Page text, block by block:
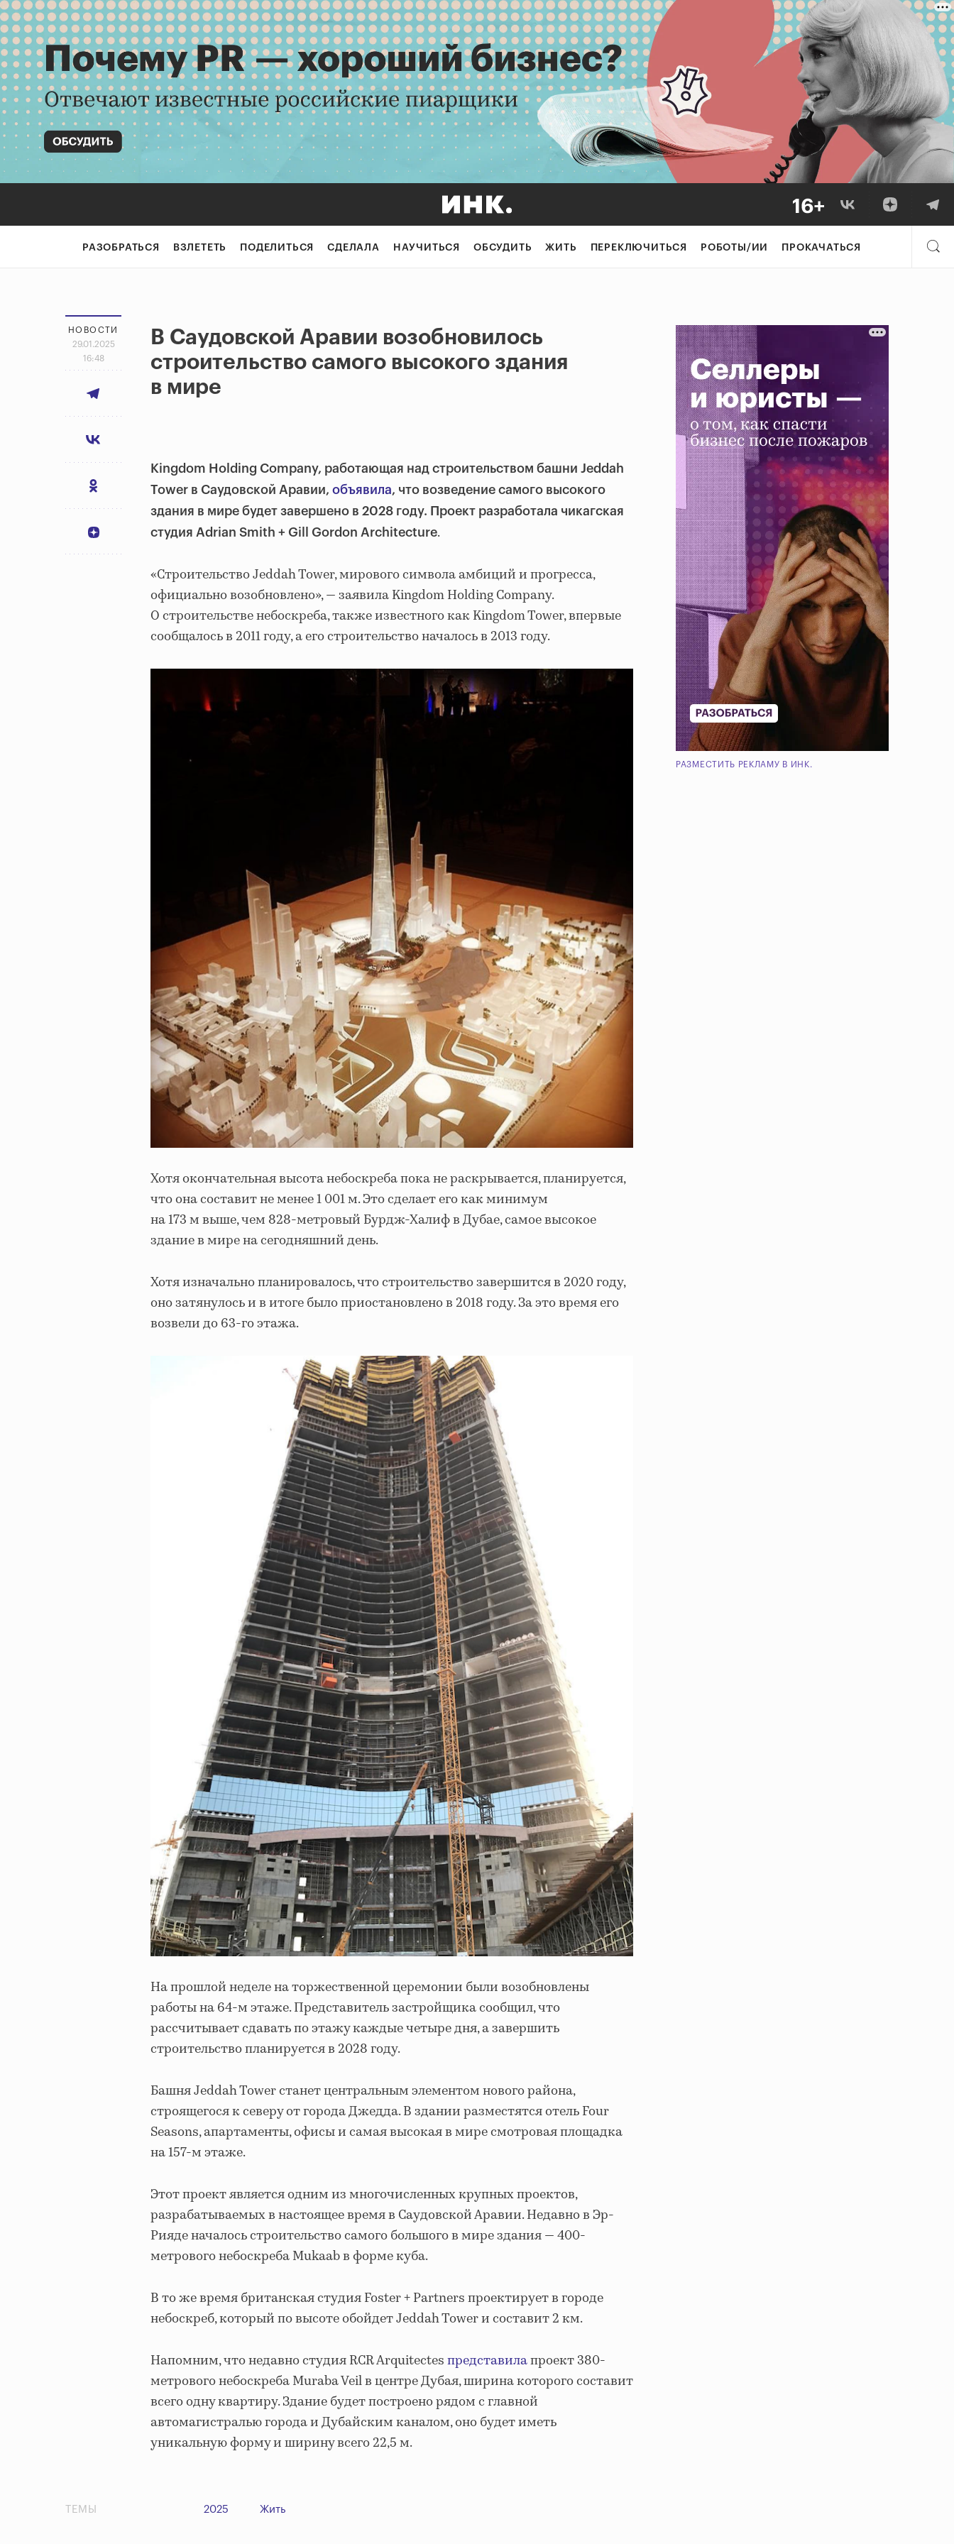
РАЗОБРАТЬСЯ ВЗЛЕТЕТЬ ПОДЕЛИТЬСЯ СДЕЛАЛА НАУЧИТЬСЯ ОБСУДИТЬ ЖИТЬ ПЕРЕКЛЮЧИТЬСЯ РОБОТЫ/ИИ ПРОКАЧАТЬСЯ
НОВОСТИ
29.01.2025
16:48
В Саудовской Аравии возобновилось
строительство самого высокого здания
в мире
Kingdom Holding Company, работающая над строительством башни Jeddah
Tower в Саудовской Аравии, объявила, что возведение самого высокого
здания в мире будет завершено в 2028 году. Проект разработала чикагская
студия Adrian Smith + Gill Gordon Architecture.
«Строительство Jeddah Tower, мирового символа амбиций и прогресса,
официально возобновлено», — заявила Kingdom Holding Company.
О строительстве небоскреба, также известного как Kingdom Tower, впервые
сообщалось в 2011 году, а его строительство началось в 2013 году.
Хотя окончательная высота небоскреба пока не раскрывается, планируется,
что она составит не менее 1 001 м. Это сделает его как минимум
на 173 м выше, чем 828-метровый Бурдж-Халиф в Дубае, самое высокое
здание в мире на сегодняшний день.
Хотя изначально планировалось, что строительство завершится в 2020 году,
оно затянулось и в итоге было приостановлено в 2018 году. За это время его
возвели до 63-го этажа.
На прошлой неделе на торжественной церемонии были возобновлены
работы на 64-м этаже. Представитель застройщика сообщил, что
рассчитывает сдавать по этажу каждые четыре дня, а завершить
строительство планируется в 2028 году.
Башня Jeddah Tower станет центральным элементом нового района,
строящегося к северу от города Джедда. В здании разместятся отель Four
Seasons, апартаменты, офисы и самая высокая в мире смотровая площадка
на 157-м этаже.
Этот проект является одним из многочисленных крупных проектов,
разрабатываемых в настоящее время в Саудовской Аравии. Недавно в Эр-
Рияде началось строительство самого большого в мире здания — 400-
метрового небоскреба Mukaab в форме куба.
В то же время британская студия Foster + Partners проектирует в городе
небоскреб, который по высоте обойдет Jeddah Tower и составит 2 км.
Напомним, что недавно студия RCR Arquitectesпредставилапроект 380-
метрового небоскреба Muraba Veil в центре Дубая, ширина которого составит
всего одну квартиру. Здание будет построено рядом с главной
автомагистралью города и Дубайским каналом, оно будет иметь
уникальную форму и ширину всего 22,5 м.
РАЗМЕСТИТЬ РЕКЛАМУ В ИНК.
ТЕМЫ 2025 Жить